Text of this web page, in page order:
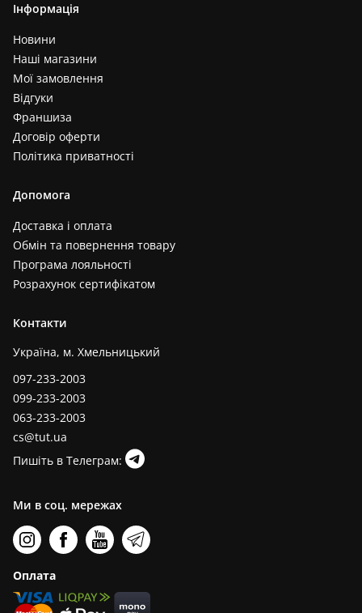
Інформація
Новини
Наші магазини
Мої замовлення
Відгуки
Франшиза
Договір оферти
Політика приватності
Допомога
Доставка і оплата
Обмін та повернення товару
Програма лояльності
Розрахунок сертифікатом
Контакти
Україна, м. Хмельницький
097-233-2003
099-233-2003
063-233-2003
cs@tut.ua
Пишіть в Телеграм:
Ми в соц. мережах
Оплата